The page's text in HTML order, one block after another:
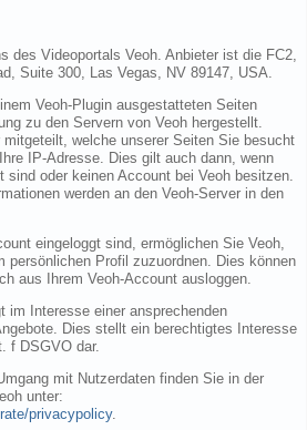
des Videoportals Veoh. Anbieter ist die FC2,
Suite 300, Las Vegas, NV 89147, USA.
Veoh-Plugin ausgestatteten Seiten
zu den Servern von Veoh hergestellt.
mitgeteilt, welche unserer Seiten Sie besucht
IP-Adresse. Dies gilt auch dann, wenn
sind oder keinen Account bei Veoh besitzen.
werden an den Veoh-Server in den
eingeloggt sind, ermöglichen Sie Veoh,
persönlichen Profil zuzuordnen. Dies können
aus Ihrem Veoh-Account ausloggen.
im Interesse einer ansprechenden
Dies stellt ein berechtigtes Interesse
f DSGVO dar.
mit Nutzerdaten finden Sie in der
unter:
privacypolicy.